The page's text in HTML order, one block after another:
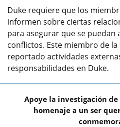
Duke requiere que los
informen sobre ciertas
para asegurar que se puedan
conflictos. Este miembro de
reportado actividades
responsabilidades en Duke.
Apoye la investigación
homenaje a un ser